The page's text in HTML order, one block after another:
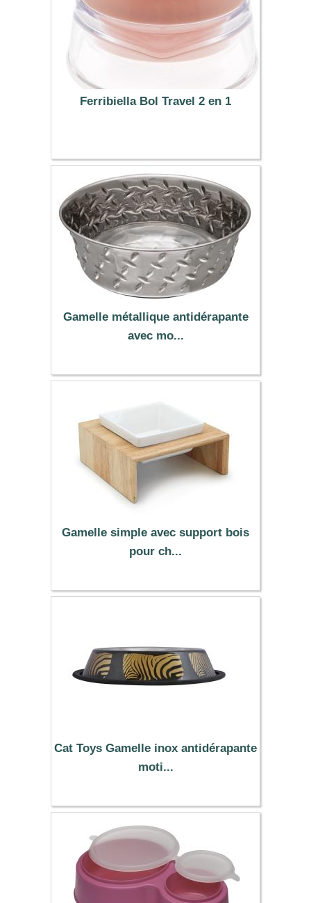
Ferribiella Bol Travel 2 en 1
11.99 €
Gamelle métallique antidérapante
avec mo...
8.95 €
Gamelle simple avec support bois
pour ch...
29.59 €
Cat Toys Gamelle inox antidérapante
moti...
5.99 €